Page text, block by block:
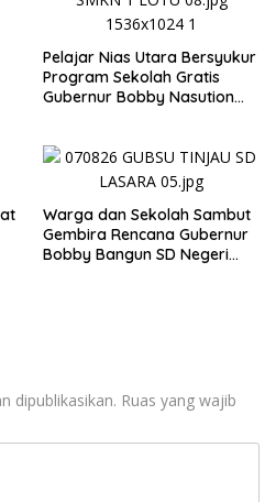
Pelajar Nias Utara Bersyukur
Program Sekolah Gratis
Gubernur Bobby Nasution
Warga dan Sekolah Sambut
Gembira Rencana Gubernur
Bobby Bangun SD Negeri
dipublikasikan. Ruas yang wajib